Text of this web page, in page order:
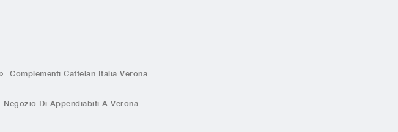
Complementi Cattelan Italia Verona
Negozio Di Appendiabiti A Verona